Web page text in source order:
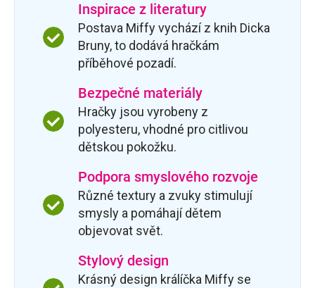
Inspirace z literatury
Postava Miffy vychází z knih Dicka
Bruny, to dodává hračkám
příběhové pozadí.
Bezpečné materiály
Hračky jsou vyrobeny z
polyesteru, vhodné pro citlivou
dětskou pokožku.
Podpora smyslového rozvoje
Různé textury a zvuky stimulují
smysly a pomáhají dětem
objevovat svět.
Stylový design
Krásný design králíčka Miffy se